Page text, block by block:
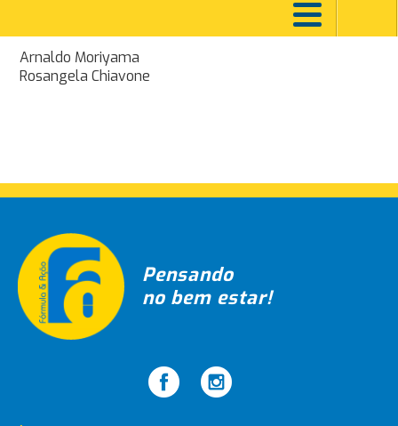
Navegação
Arnaldo Moriyama
Rosangela Chiavone
Pensando
no bem estar!